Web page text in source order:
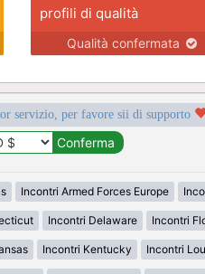
profili di qualità
Qualità confermata
servizio, per favore sii di supporto
Incontri Armed Forces Europe
Incontri Delaware Incontri
Incontri Kentucky Incontri